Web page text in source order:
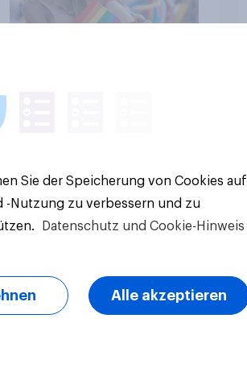
Sie der Speicherung von Cookies auf
-Nutzung zu verbessern und zu
Datenschutz und Cookie-Hinweis
Alle akzeptieren